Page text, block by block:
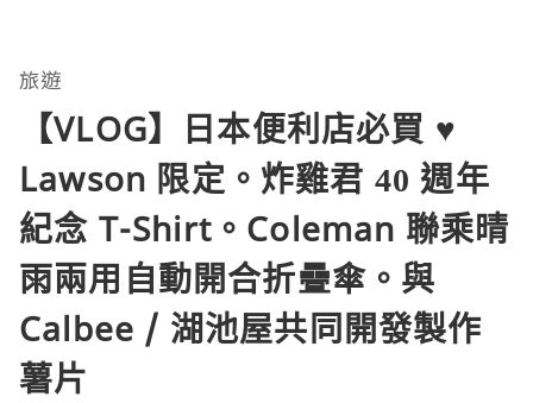
旅遊
【VLOG】日本便利店必買 ♥
Lawson 限定。炸雞君 40 週年
紀念 T-Shirt。Coleman 聯乘晴
雨兩用自動開合折疊傘。與
Calbee / 湖池屋共同開發製作
薯片